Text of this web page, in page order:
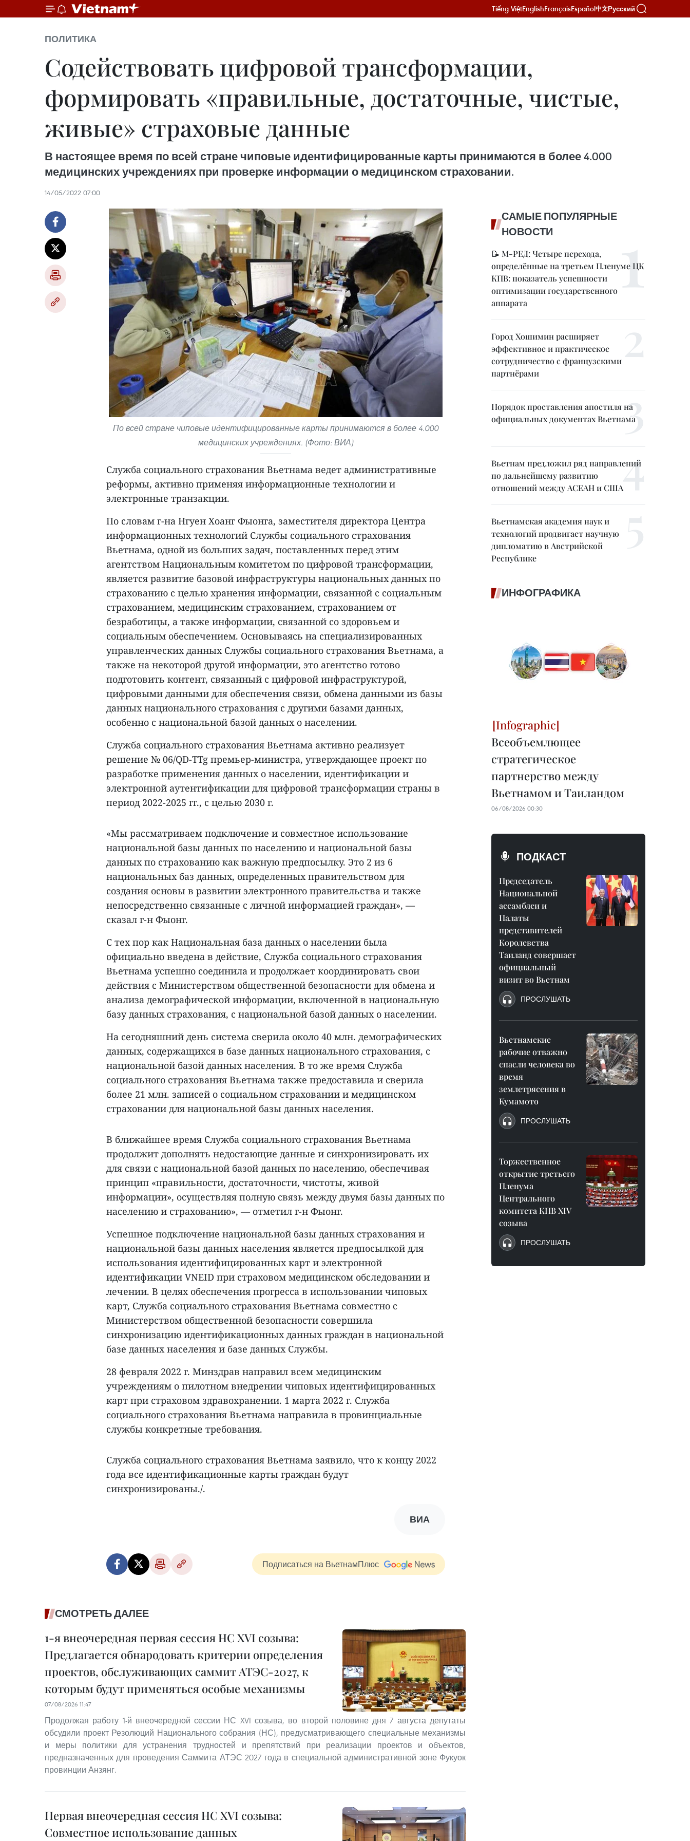
Tiếng ViệtEnglishFrançaisEspañol中文Русский
ПОЛИТИКА
Содействовать цифровой трансформации,
формировать «правильные, достаточные, чистые,
живые» страховые данные
В настоящее время по всей стране чиповые идентифицированные карты принимаются в более 4.000
медицинских учреждениях при проверке информации о медицинском страховании.
14/05/2022 07:00
По всей стране чиповые идентифицированные карты принимаются в более 4.000
медицинских учреждениях. (Фото: ВИА)
Служба социального страхования Вьетнама ведет административные
реформы, активно применяя информационные технологии и
электронные транзакции.
По словам г-на Нгуен Хоанг Фыонга, заместителя директора Центра
информационных технологий Службы социального страхования
Вьетнама, одной из больших задач, поставленных перед этим
агентством Национальным комитетом по цифровой трансформации,
является развитие базовой инфраструктуры национальных данных по
страхованию с целью хранения информации, связанной с социальным
страхованием, медицинским страхованием, страхованием от
безработицы, а также информации, связанной со здоровьем и
социальным обеспечением. Основываясь на специализированных
управленческих данных Службы социального страхования Вьетнама, а
также на некоторой другой информации, это агентство готово
подготовить контент, связанный с цифровой инфраструктурой,
цифровыми данными для обеспечения связи, обмена данными из базы
данных национального страхования с другими базами данных,
особенно с национальной базой данных о населении.
Служба социального страхования Вьетнама активно реализует
решение № 06/QD-TTg премьер-министра, утверждающее проект по
разработке применения данных о населении, идентификации и
электронной аутентификации для цифровой трансформации страны в
период 2022-2025 гг., с целью 2030 г.
«Мы рассматриваем подключение и совместное использование
национальной базы данных по населению и национальной базы
данных по страхованию как важную предпосылку. Это 2 из 6
национальных баз данных, определенных правительством для
создания основы в развитии электронного правительства и также
непосредственно связанные с личной информацией граждан», —
сказал г-н Фыонг.
С тех пор как Национальная база данных о населении была
официально введена в действие, Служба социального страхования
Вьетнама успешно соединила и продолжает координировать свои
действия с Министерством общественной безопасности для обмена и
анализа демографической информации, включенной в национальную
базу данных страхования, с национальной базой данных о населении.
На сегодняшний день система сверила около 40 млн. демографических
данных, содержащихся в базе данных национального страхования, с
национальной базой данных населения. В то же время Служба
социального страхования Вьетнама также предоставила и сверила
более 21 млн. записей о социальном страховании и медицинском
страховании для национальной базы данных населения.
В ближайшее время Служба социального страхования Вьетнама
продолжит дополнять недостающие данные и синхронизировать их
для связи с национальной базой данных по населению, обеспечивая
принцип «правильности, достаточности, чистоты, живой
информации», осуществляя полную связь между двумя базы данных по
населению и страхованию», — отметил г-н Фыонг.
Успешное подключение национальной базы данных страхования и
национальной базы данных населения является предпосылкой для
использования идентифицированных карт и электронной
идентификации VNEID при страховом медицинском обследовании и
лечении. В целях обеспечения прогресса в использовании чиповых
карт, Служба социального страхования Вьетнама совместно с
Министерством общественной безопасности совершила
синхронизацию идентификационных данных граждан в национальной
базе данных населения и базе данных Службы.
28 февраля 2022 г. Минздрав направил всем медицинским
учреждениям о пилотном внедрении чиповых идентифицированных
карт при страховом здравохранении. 1 марта 2022 г. Служба
социального страхования Вьетнама направила в провинциальные
службы конкретные требования.
Служба социального страхования Вьетнама заявило, что к концу 2022
года все идентификационные карты граждан будут
синхронизированы./.
ВИА
Подписаться на ВьетнамПлюс
СМОТРЕТЬ ДАЛЕЕ
1-я внеочередная первая сессия НС XVI созыва:
Предлагается обнародовать критерии определения
проектов, обслуживающих саммит АТЭС-2027, к
которым будут применяться особые механизмы
07/08/2026 11:47
Продолжая работу 1-й внеочередной сессии НС XVI созыва, во второй половине дня 7 августа депутаты
обсудили проект Резолюций Национального собрания (НС), предусматривающего специальные механизмы
и меры политики для устранения трудностей и препятствий при реализации проектов и объектов,
предназначенных для проведения Саммита АТЭС 2027 года в специальной административной зоне Фукуок
провинции Анзянг.
Первая внеочередная сессия НС XVI созыва:
Совместное использование данных
САМЫЕ ПОПУЛЯРНЫЕ
НОВОСТИ
📝 М-РЕД: Четыре перехода,
определённые на третьем Пленуме ЦК
КПВ: показатель успешности
оптимизации государственного
аппарата
Город Хошимин расширяет
эффективное и практическое
сотрудничество с французскими
партнёрами
Порядок проставления апостиля на
официальных документах Вьетнама
Вьетнам предложил ряд направлений
по дальнейшему развитию
отношений между АСЕАН и США
Вьетнамская академия наук и
технологий продвигает научную
дипломатию в Австрийской
Республике
ИНФОГРАФИКА
Всеобъемлющее
стратегическое
партнерство между
Вьетнамом и Таиландом
06/08/2026 00:30
ПОДКАСТ
Председатель
Национальной
ассамблеи и
Палаты
представителей
Королевства
Таиланд совершает
официальный
визит во Вьетнам
ПРОСЛУШАТЬ
Вьетнамские
рабочие отважно
спасли человека во
время
землетрясения в
Кумамото
ПРОСЛУШАТЬ
Торжественное
открытие третьего
Пленума
Центрального
комитета КПВ XIV
созыва
ПРОСЛУШАТЬ